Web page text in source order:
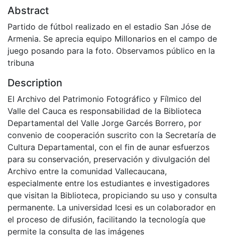
Abstract
Partido de fútbol realizado en el estadio San Jóse de
Armenia. Se aprecia equipo Millonarios en el campo de
juego posando para la foto. Observamos público en la
tribuna
Description
El Archivo del Patrimonio Fotográfico y Fílmico del
Valle del Cauca es responsabilidad de la Biblioteca
Departamental del Valle Jorge Garcés Borrero, por
convenio de cooperación suscrito con la Secretaría de
Cultura Departamental, con el fin de aunar esfuerzos
para su conservación, preservación y divulgación del
Archivo entre la comunidad Vallecaucana,
especialmente entre los estudiantes e investigadores
que visitan la Biblioteca, propiciando su uso y consulta
permanente. La universidad Icesi es un colaborador en
el proceso de difusión, facilitando la tecnología que
permite la consulta de las imágenes